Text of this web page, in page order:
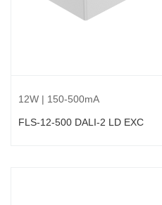
12W | 150-500mA
FLS-12-500 DALI-2 LD EXC